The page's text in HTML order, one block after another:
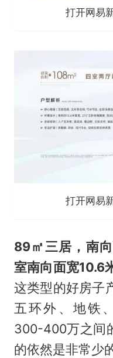
打开网易
打开网易
89㎡三居，南
室南向面宽10.6
这类型的好房子
五环外、地铁
300-400万之间
的依然是非常少